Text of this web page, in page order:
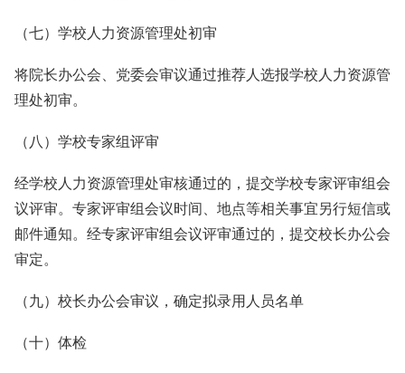
（七）学校人力资源管理处初审
将院长办公会、党委会审议通过推荐人选报学校人力资源管
理处初审。
（八）学校专家组评审
经学校人力资源管理处审核通过的，提交学校专家评审组会
议评审。专家评审组会议时间、地点等相关事宜另行短信或
邮件通知。经专家评审组会议评审通过的，提交校长办公会
审定。
（九）校长办公会审议，确定拟录用人员名单
（十）体检